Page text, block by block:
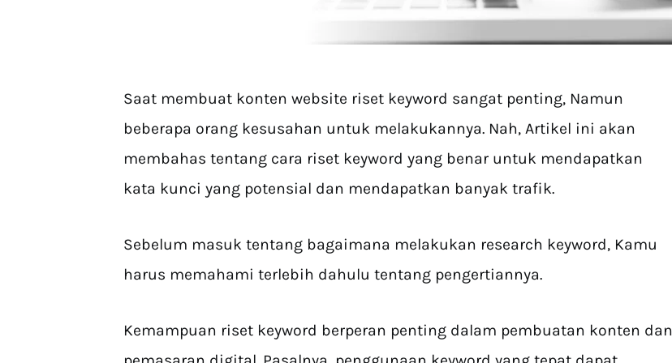
Saat membuat konten website riset keyword sangat penting, Namun
beberapa orang kesusahan untuk melakukannya. Nah, Artikel ini akan
membahas tentang cara riset keyword yang benar untuk mendapatkan
kata kunci yang potensial dan mendapatkan banyak trafik.
Sebelum masuk tentang bagaimana melakukan research keyword, Kamu
harus memahami terlebih dahulu tentang pengertiannya.
Kemampuan riset keyword berperan penting dalam pembuatan konten dan